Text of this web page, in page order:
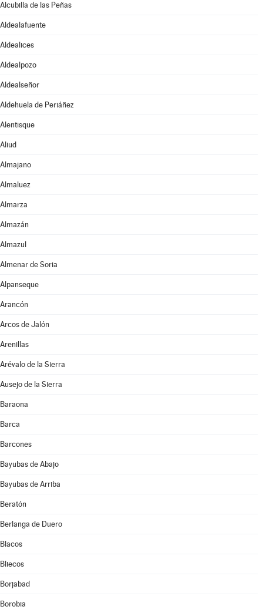
Alcubilla de las Peñas
Aldealafuente
Aldealices
Aldealpozo
Aldealseñor
Aldehuela de Periáñez
Alentisque
Aliud
Almajano
Almaluez
Almarza
Almazán
Almazul
Almenar de Soria
Alpanseque
Arancón
Arcos de Jalón
Arenillas
Arévalo de la Sierra
Ausejo de la Sierra
Baraona
Barca
Barcones
Bayubas de Abajo
Bayubas de Arriba
Beratón
Berlanga de Duero
Blacos
Bliecos
Borjabad
Borobia